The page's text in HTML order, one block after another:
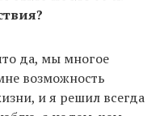
да, мы многое
возможность
и я решил всегда